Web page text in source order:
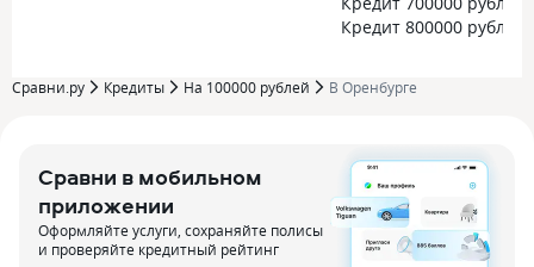
Кредит 800000 рублей
Сравни.ру Кредиты На 100000 рублей В Оренбурге
Сравни в мобильном
приложении
Оформляйте услуги, сохраняйте полисы
и проверяйте кредитный рейтинг